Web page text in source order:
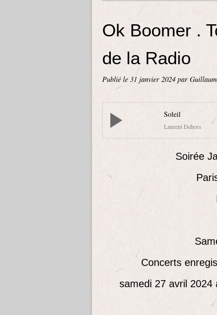
Ok Boomer .
de la Radio
Publié le 31 janvier 2024 par
Soleil
Laurent Dehors
Soirée
Concerts
samedi 27 avril 2024